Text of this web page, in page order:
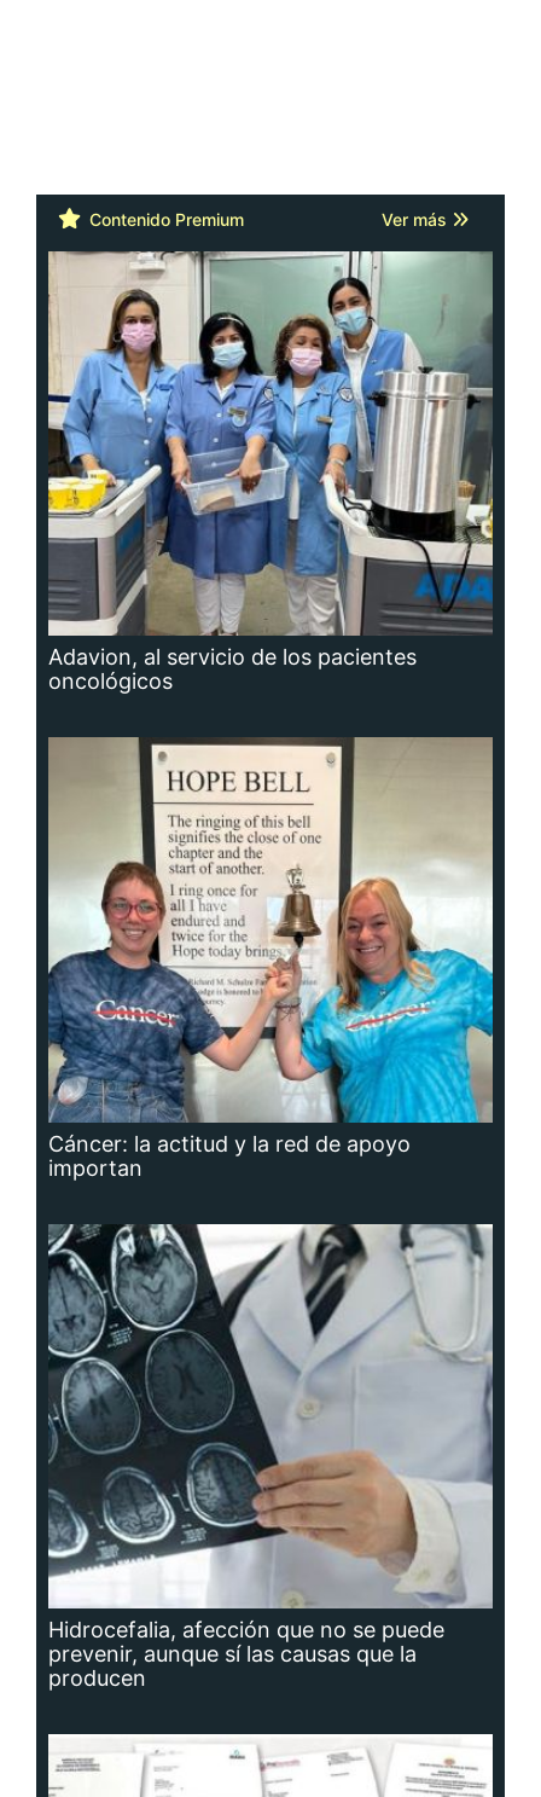
Contenido Premium Ver más
Adavion, al servicio de los pacientes
oncológicos
Cáncer: la actitud y la red de apoyo
importan
Hidrocefalia, afección que no se puede
prevenir, aunque sí las causas que la
producen